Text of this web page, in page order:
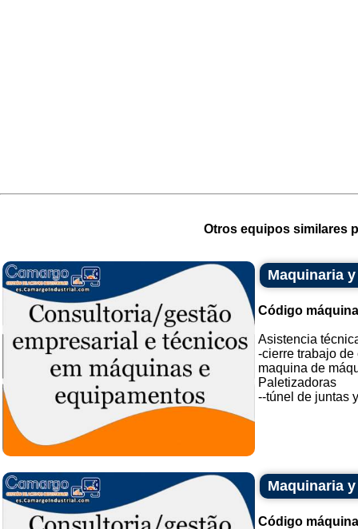
Otros equipos similares
Maquinaria
Código
Asistencia
-cierre trabajo
maquina de
Paletizadoras
--túnel de juntas
Maquinaria
Código